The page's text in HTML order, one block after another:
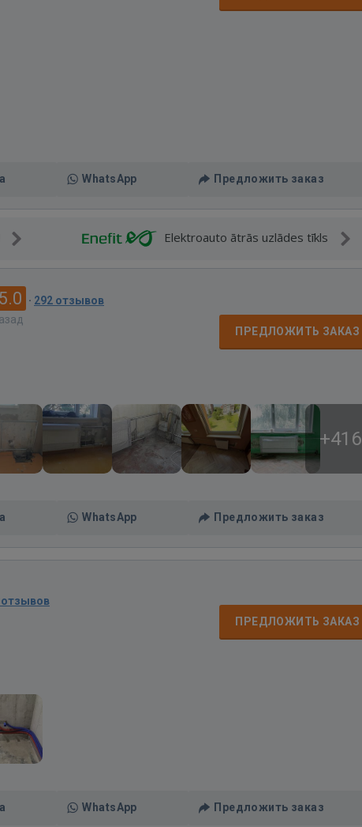
WhatsApp Предложить заказ
Elektroauto ātrās uzlādes tīkls
5.0 · 292 отзывов
ПРЕДЛОЖИТЬ ЗАКАЗ
+416
WhatsApp Предложить заказ
отзывов
ПРЕДЛОЖИТЬ ЗАКАЗ
WhatsApp Предложить заказ